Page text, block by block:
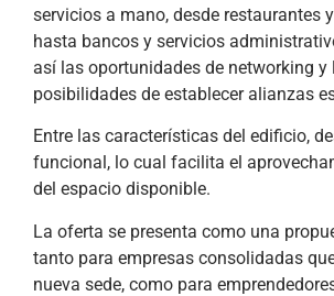
servicios a mano, desde restaurantes
hasta bancos y servicios
así las oportunidades de networking y
posibilidades de establecer alianzas
Entre las características del edificio,
funcional, lo cual facilita el
del espacio disponible.
La oferta se presenta como una
tanto para empresas consolidadas
nueva sede, como para